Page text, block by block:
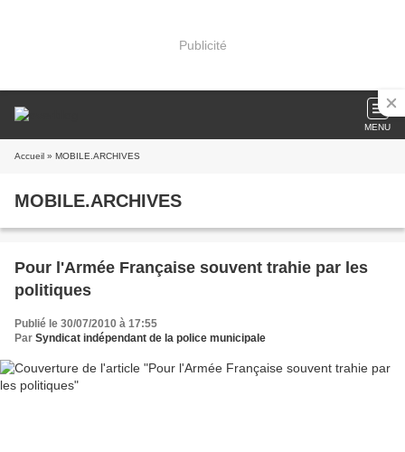
Publicité
MENU
Accueil » MOBILE.ARCHIVES
MOBILE.ARCHIVES
Pour l'Armée Française souvent trahie par les
politiques
Publié le 30/07/2010 à 17:55
Par Syndicat indépendant de la police municipale